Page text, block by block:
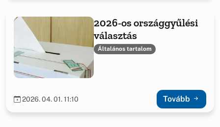
2026-os országgyűlési
választás
Általános tartalom
2026. 04. 01. 11:10 Tovább